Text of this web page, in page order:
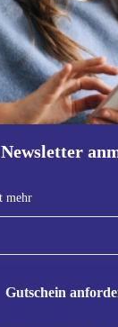
mehr
Gutschein
Gutschein
Verwendung
.
Hol dir die
ÖSTERREICH -